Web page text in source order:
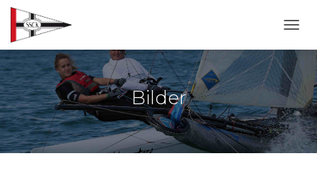
Bilder